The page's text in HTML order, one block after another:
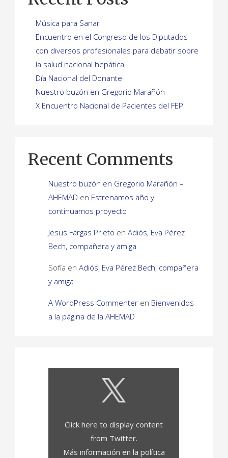
Música para Sanar
Encuentro en el Congreso de los Diputados
con diversos profesionales para debatir sobre
la salud nacional hepática
Día Nacional del Donante
Nuestro buzón en Gregorio Marañón
X Encuentro Nacional de Pacientes del FEP
Recent Comments
Nuestro buzón en Gregorio Marañón –
AHEMAD en Estrenamos año y
continuamos proyecto
Jesus Fargas Prieto enAdiós, Eva Pérez
Bech, compañera y amiga
Sofía enAdiós, Eva Pérez Bech, compañera
y amiga
A WordPress Commenter en Bienvenidos
a la página de la AHEMAD
Click here to display content
from Twitter.
Más información en la política